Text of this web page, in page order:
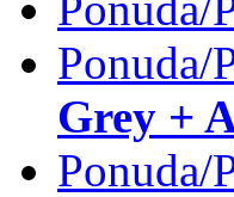
Ponuda/
Grey +
Ponuda/